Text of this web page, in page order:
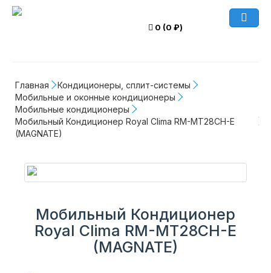
0 (0 ₽)
Главная
Кондиционеры, сплит-системы
Мобильные и оконные кондиционеры
Мобильные кондиционеры
Мобильный Кондиционер Royal Clima RM-MT28CH-E
(MAGNATE)
Мобильный Кондиционер
Royal Clima RM-MT28CH-E
(MAGNATE)